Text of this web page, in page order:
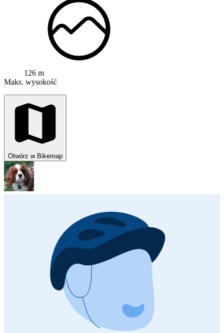
126 m
Maks. wysokość
Otwórz w Bikemap